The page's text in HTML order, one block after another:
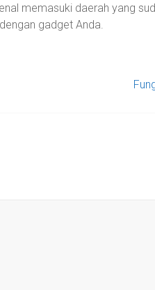
memasuki daerah yang
gadget Anda.